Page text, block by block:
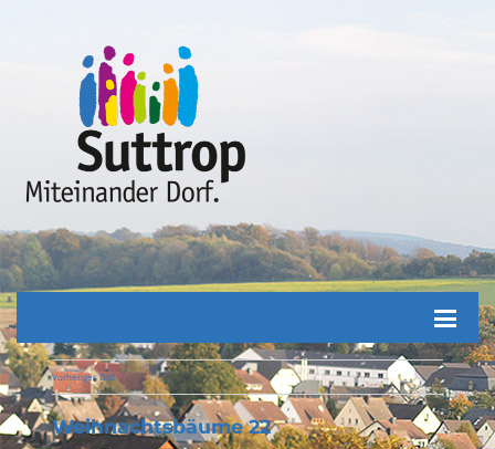
Vorheriges Bild
Weihnachtsbäume 22